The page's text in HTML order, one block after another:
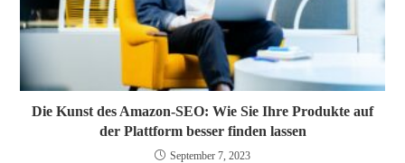
Die Kunst des Amazon-SEO: Wie Sie Ihre Produkte auf
der Plattform besser finden lassen
September 7, 2023